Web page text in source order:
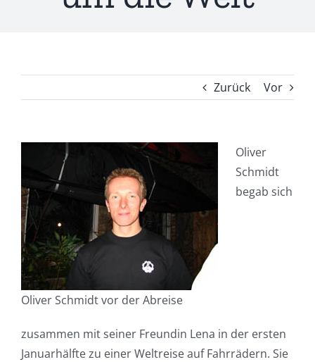
Zurück Vor
Oliver Schmidt vor der Abreise
Oliver
Schmidt
begab sich
zusammen mit seiner Freundin Lena in der ersten
Januarhälfte zu einer Weltreise auf Fahrrädern. Sie